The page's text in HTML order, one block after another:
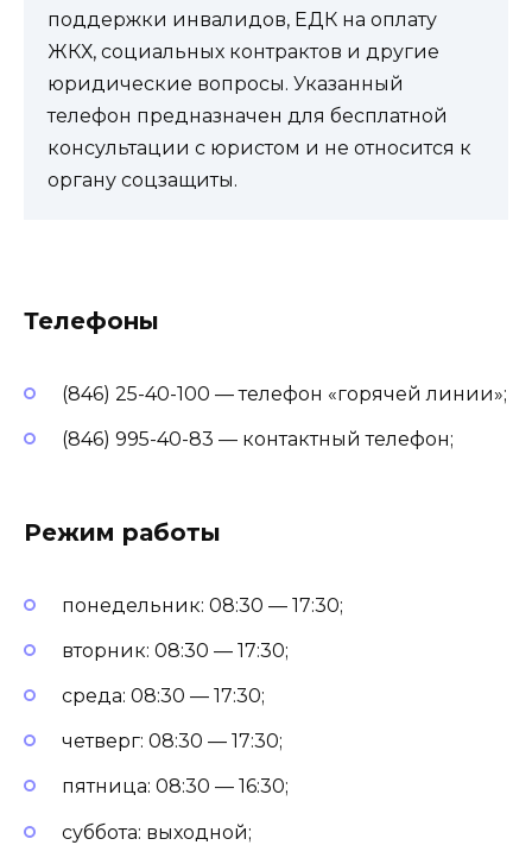
поддержки инвалидов, ЕДК на оплату
ЖКХ, социальных контрактов и другие
юридические вопросы. Указанный
телефон предназначен для бесплатной
консультации с юристом и не относится к
органу соцзащиты.
Телефоны
(846) 25-40-100 — телефон «горячей линии»;
(846) 995-40-83 — контактный телефон;
Режим работы
понедельник: 08:30 — 17:30;
вторник: 08:30 — 17:30;
среда: 08:30 — 17:30;
четверг: 08:30 — 17:30;
пятница: 08:30 — 16:30;
суббота: выходной;